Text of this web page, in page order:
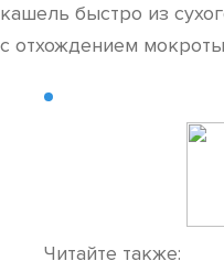
кашель быстро из
с отхождением
Читайте также: